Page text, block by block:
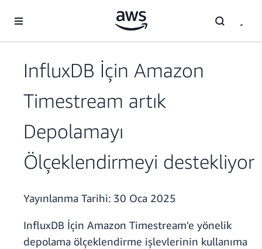
InfluxDB İçin Amazon
Timestream artık
Depolamayı
Ölçeklendirmeyi destekliyor
Yayınlanma Tarihi: 30 Oca 2025
InfluxDB İçin Amazon Timestream'e yönelik
depolama ölçeklendirme işlevlerinin kullanıma